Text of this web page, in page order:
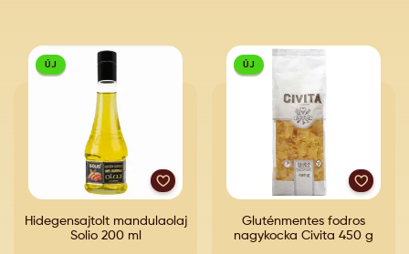
ÚJ
Hidegensajtolt mandulaolaj
Solio 200 ml
ÚJ
Gluténmentes fodros
nagykocka Civita 450 g